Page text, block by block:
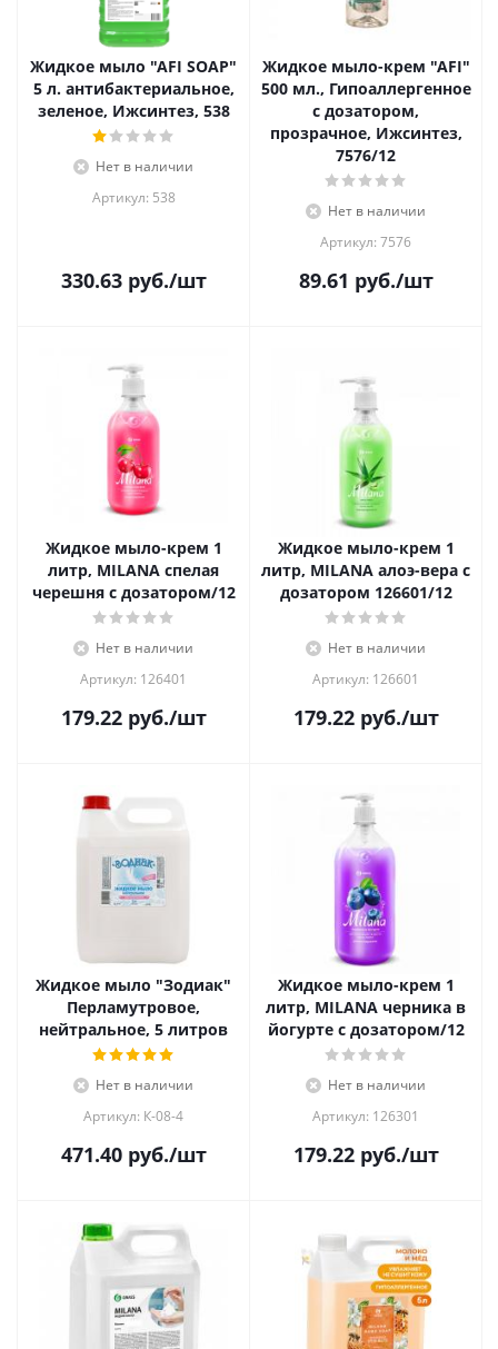
Жидкое мыло "AFI SOAP"
5 л. антибактериальное,
зеленое, Ижсинтез, 538
Нет в наличии
Артикул: 538
330.63руб./шт
Жидкое мыло-крем "AFI"
500 мл., Гипоаллергенное
с дозатором,
прозрачное, Ижсинтез,
7576/12
Нет в наличии
Артикул: 7576
89.61 руб./шт
Жидкое мыло-крем 1
литр, MILANA спелая
черешня с дозатором/12
Нет в наличии
Артикул: 126401
179.22руб./шт
Жидкое мыло-крем 1
литр, MILANA алоэ-вера с
дозатором 126601/12
Нет в наличии
Артикул: 126601
179.22руб./шт
Жидкое мыло "Зодиак"
Перламутровое,
нейтральное, 5 литров
Нет в наличии
Артикул: К-08-4
471.40руб./шт
Жидкое мыло-крем 1
литр, MILANA черника в
йогурте с дозатором/12
Нет в наличии
Артикул: 126301
179.22руб./шт